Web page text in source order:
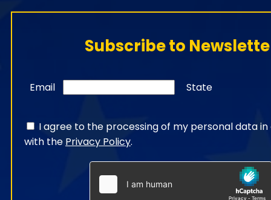
Subscribe to
Email State
I agree to the processing of my personal data
with the Privacy Policy.